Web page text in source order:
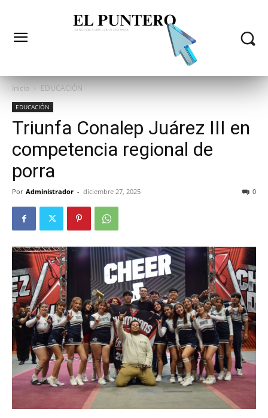
Inicio EDUCACIÓN
EDUCACIÓN
Triunfa Conalep Juárez III en
competencia regional de
porra
Por Administrador - diciembre 27, 2025 0